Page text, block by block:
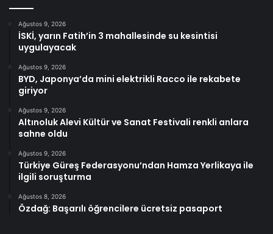
Ağustos 9, 2026
İSKİ, yarın Fatih’in 3 mahallesinde su kesintisi
uygulayacak
Ağustos 9, 2026
BYD, Japonya’da mini elektrikli Racco ile rekabete
giriyor
Ağustos 9, 2026
Altınoluk Alevi Kültür ve Sanat Festivali renkli anlara
sahne oldu
Ağustos 9, 2026
Türkiye Güreş Federasyonu’ndan Hamza Yerlikaya ile
ilgili soruşturma
Ağustos 8, 2026
Özdağ: Başarılı öğrencilere ücretsiz pasaport